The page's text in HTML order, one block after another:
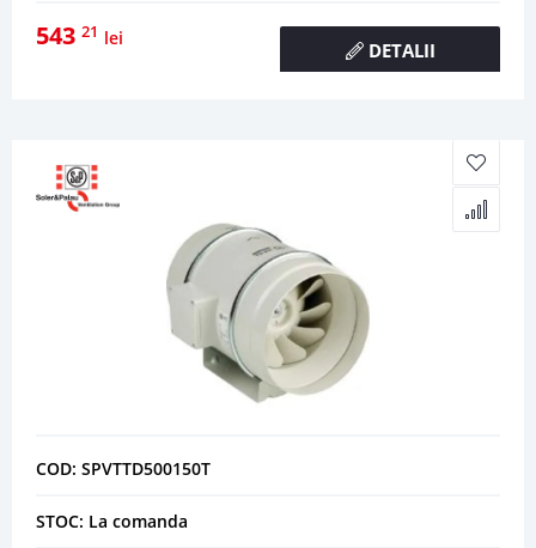
543 21 lei
DETALII
COD: SPVTTD500150T
STOC: La comanda